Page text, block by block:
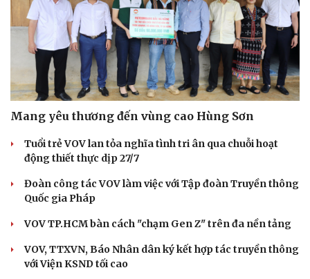
Mang yêu thương đến vùng cao Hùng Sơn
Tuổi trẻ VOV lan tỏa nghĩa tình tri ân qua chuỗi hoạt
động thiết thực dịp 27/7
Đoàn công tác VOV làm việc với Tập đoàn Truyền thông
Quốc gia Pháp
VOV TP.HCM bàn cách "chạm Gen Z" trên đa nền tảng
VOV, TTXVN, Báo Nhân dân ký kết hợp tác truyền thông
với Viện KSND tối cao